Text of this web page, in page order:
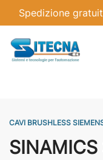
Spedizione
CAVI BRUSHLESS
SINAMICS